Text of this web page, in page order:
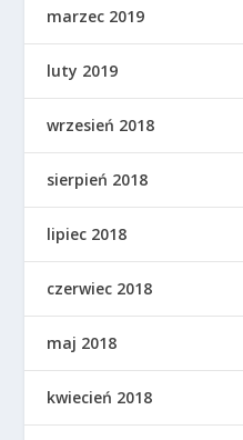
marzec 2019
luty 2019
wrzesień 2018
sierpień 2018
lipiec 2018
czerwiec 2018
maj 2018
kwiecień 2018